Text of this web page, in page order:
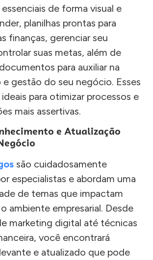
de forma visual e
planilhas prontas para
finanças, gerenciar seu
suas metas, além de
para auxiliar na
gestão do seu negócio. Esses
para otimizar processos e
mais assertivas.
e Atualização
são cuidadosamente
especialistas e abordam uma
de temas que impactam
ambiente empresarial. Desde
marketing digital até técnicas
você encontrará
e atualizado que pode